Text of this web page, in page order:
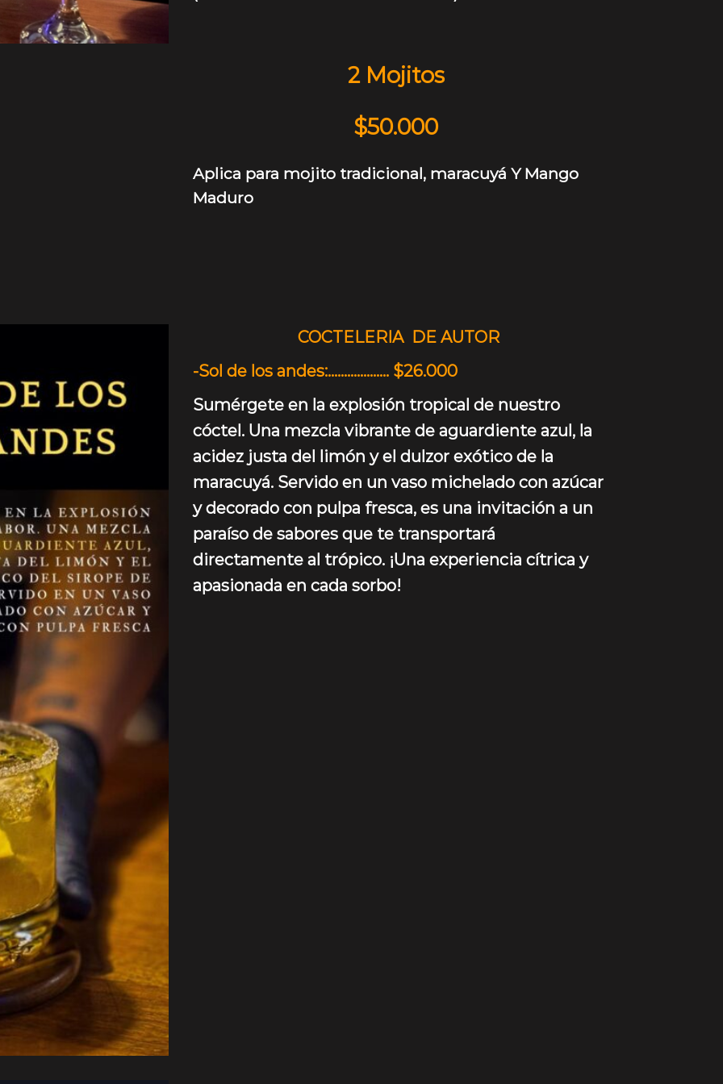
2 Mojitos
$50.000
Aplica para mojito tradicional, maracuyá Y Mango
Maduro
COCTELERIA DE AUTOR
-Sol de los andes:………………. $26.000
Sumérgete en la explosión tropical de nuestro
cóctel. Una mezcla vibrante de aguardiente azul, la
acidez justa del limón y el dulzor exótico de la
maracuyá. Servido en un vaso michelado con azúcar
y decorado con pulpa fresca, es una invitación a un
paraíso de sabores que te transportará
directamente al trópico. ¡Una experiencia cítrica y
apasionada en cada sorbo!